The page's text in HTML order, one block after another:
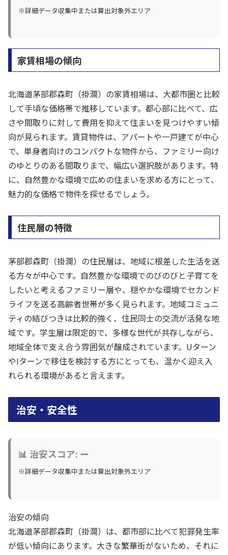
※詳細データ収集中または算出対象外エリア
家賃相場の傾向
北海道茅部郡森町（掛澗）の家賃相場は、大都市圏と比較
して手頃な価格帯で推移しています。都心部に比べて、広
さや間取りに対して費用を抑えて住まいを見つけやすい傾
向が見られます。賃貸物件は、アパートや一戸建てが中心
で、単身者向けのコンパクトな物件から、ファミリー向け
のゆとりのある間取りまで、幅広い選択肢があります。特
に、自然豊かな環境で広めの住まいを求める方にとって、
魅力的な価格で物件を探せるでしょう。
住民層の特徴
茅部郡森町（掛澗）の住民層は、地域に根差した生活を送
る方々が中心です。自然豊かな環境でのびのびと子育てを
したいと考えるファミリー層や、穏やかな環境でセカンド
ライフを送る高齢者世帯が多く見られます。地域コミュニ
ティの結びつきは比較的強く、住民同士の交流が活発な地
域です。学生層は限定的で、多様な世代が共存しながら、
地域全体で支え合う雰囲気が醸成されています。Uターン
やIターンで移住を検討する方にとっても、温かく迎え入
れられる環境があると言えます。
治安・安全性
📊 治安スコア: ー
※詳細データ収集中または算出対象外エリア
治安の傾向
北海道茅部郡森町（掛澗）は、都市部に比べて犯罪発生率
が低い傾向にあります。大きな繁華街がないため、それに